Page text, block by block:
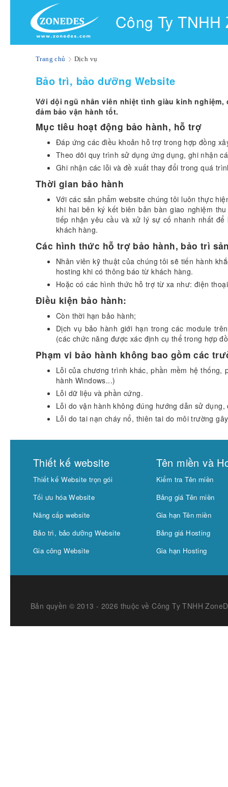
Công Ty TNHH
Trang chủ Dịch vụ
Bảo trì, bảo dưỡng Website
Với dội ngũ nhân viên nhiệt tình giàu kinh
đảm bảo vận hành tốt.
Mục tiêu hoạt động bảo hành, hỗ trợ
Đáp ứng các điều khoản hỗ trợ trong hợp đồng
Theo dõi quy trình sử dụng ứng dụng, ghi nhận
Ghi nhận các lỗi và đề xuất thay đổi trong quá
Thời gian bảo hành
Với các sản phẩm website chúng tôi luôn thực
khi hai bên ký kết biên bản bàn giao nghiệm
tiếp nhận yêu cầu và xử lý sự cố nhanh nhất
khách hàng.
Các hình thức hỗ trợ bảo hành, bảo trì
Nhân viên kỹ thuật của chúng tôi sẽ tiến hành
hosting khi có thông báo từ khách hàng.
Hoặc có các hình thức hỗ trợ từ xa như: điện
Điều kiện bảo hành:
Còn thời hạn bảo hành;
Dịch vụ bảo hành giới hạn trong các module
(các chức năng được xác định cụ thể trong hợp
Phạm vi bảo hành không bao gồm các
Lỗi của chương trình khác, phần mềm hệ
hành Windows...)
Lỗi dữ liệu và phần cứng.
Lỗi do vận hành không đúng hướng dẫn sử
Lỗi do tai nạn cháy nổ, thiên tai do môi trường
Thiết kế website
Thiết kế Website trọn gói
Tối ưu hóa Website
Nâng cấp website
Bảo trì, bảo dưỡng Website
Gia công Website
Tên miền và
Kiểm tra Tên miền
Bảng giá Tên miền
Gia hạn Tên miền
Bảng giá Hosting
Gia hạn Hosting
Bản quyền © 2013 - 2026 thuộc về Công Ty TNHH